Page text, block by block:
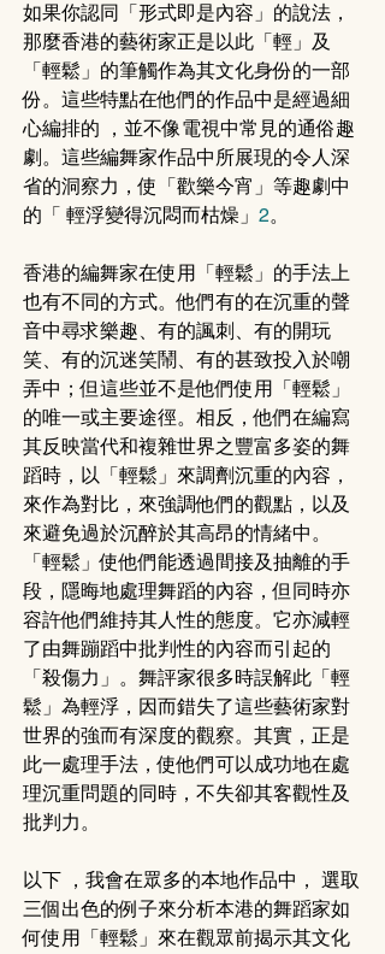
如果你認同「形式即是內容」的說法，
那麼香港的藝術家正是以此「輕」及
「輕鬆」的筆觸作為其文化身份的一部
份。這些特點在他們的作品中是經過細
心編排的 ，並不像電視中常見的通俗趣
劇。這些編舞家作品中所展現的令人深
省的洞察力，使「歡樂今宵」等趣劇中
的「 輕浮變得沉悶而枯燥」 2。
香港的編舞家在使用「輕鬆」的手法上
也有不同的方式。他們有的在沉重的聲
音中尋求樂趣、有的諷刺、有的開玩
笑、有的沉迷笑鬧、有的甚致投入於嘲
弄中；但這些並不是他們使用「輕鬆」
的唯一或主要途徑。相反，他們在編寫
其反映當代和複雜世界之豐富多姿的舞
蹈時，以「輕鬆」來調劑沉重的內容，
來作為對比，來強調他們的觀點，以及
來避免過於沉醉於其高昂的情緒中。
「輕鬆」使他們能透過間接及抽離的手
段，隱晦地處理舞蹈的內容，但同時亦
容許他們維持其人性的態度。它亦減輕
了由舞蹦蹈中批判性的內容而引起的
「殺傷力」。舞評家很多時誤解此「輕
鬆」為輕浮，因而錯失了這些藝術家對
世界的強而有深度的觀察。其實，正是
此一處理手法，使他們可以成功地在處
理沉重問題的同時，不失卻其客觀性及
批判力。
以下 ，我會在眾多的本地作品中， 選取
三個出色的例子來分析本港的舞蹈家如
何使用「輕鬆」來在觀眾前揭示其文化